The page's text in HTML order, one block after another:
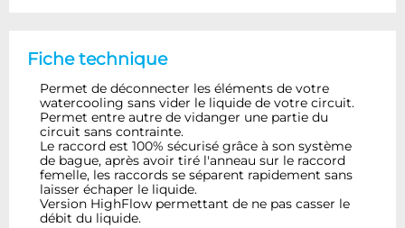
Fiche technique
Permet de déconnecter les éléments de votre
watercooling sans vider le liquide de votre circuit.
Permet entre autre de vidanger une partie du
circuit sans contrainte.
Le raccord est 100% sécurisé grâce à son système
de bague, après avoir tiré l'anneau sur le raccord
femelle, les raccords se séparent rapidement sans
laisser échaper le liquide.
Version HighFlow permettant de ne pas casser le
débit du liquide.